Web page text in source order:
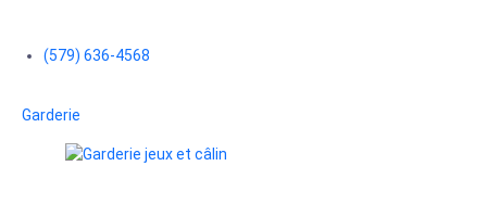
(579) 636-4568
Garderie